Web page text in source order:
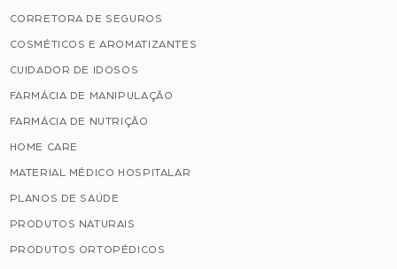
CORRETORA DE SEGUROS
COSMÉTICOS E AROMATIZANTES
CUIDADOR DE IDOSOS
FARMÁCIA DE MANIPULAÇÃO
FARMÁCIA DE NUTRIÇÃO
HOME CARE
MATERIAL MÉDICO HOSPITALAR
PLANOS DE SAÚDE
PRODUTOS NATURAIS
PRODUTOS ORTOPÉDICOS